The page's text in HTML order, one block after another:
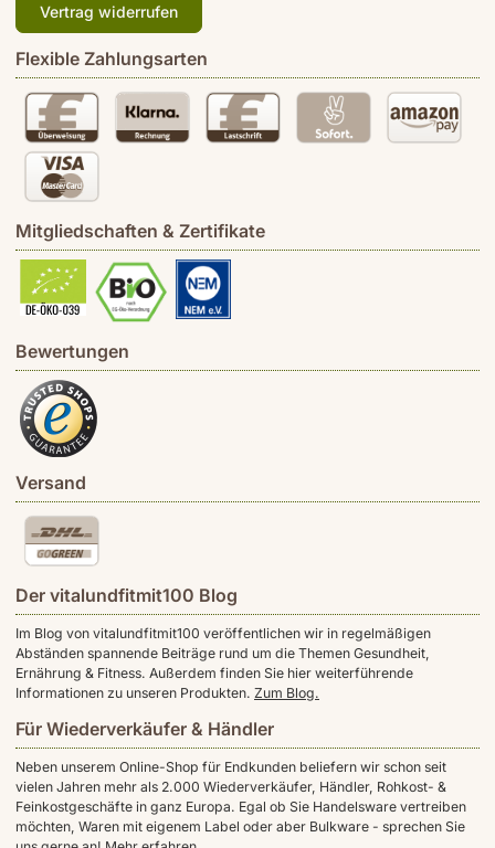
Vertrag widerrufen
Flexible Zahlungsarten
Mitgliedschaften & Zertifikate
Bewertungen
Versand
Der vitalundfitmit100 Blog
Im Blog von vitalundfitmit100 veröffentlichen wir in regelmäßigen
Abständen spannende Beiträge rund um die Themen Gesundheit,
Ernährung & Fitness. Außerdem finden Sie hier weiterführende
Informationen zu unseren Produkten. Zum Blog.
Für Wiederverkäufer & Händler
Neben unserem Online-Shop für Endkunden beliefern wir schon seit
vielen Jahren mehr als 2.000 Wiederverkäufer, Händler, Rohkost- &
Feinkostgeschäfte in ganz Europa. Egal ob Sie Handelsware vertreiben
möchten, Waren mit eigenem Label oder aber Bulkware - sprechen Sie